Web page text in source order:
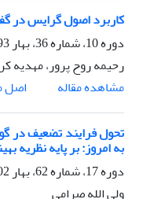
کاربرد اصول گرایس در
دوره 10، شماره 36، بهار 1393، صفحه
رحیمه روح پرور، مهدیه
مشاهده مقاله
اصل
تحول فرایند تضعیف در
به امروز: بر پایه نظریه
دوره 17، شماره 62، بهار 1402، صفحه
ولی الله صرامی